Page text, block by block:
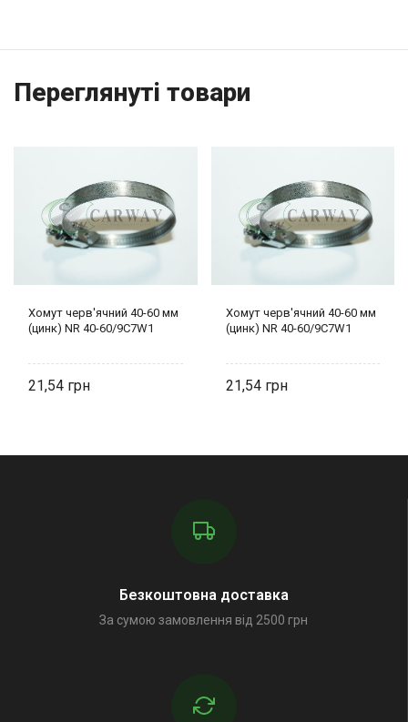
Переглянуті товари
Хомут черв'ячний 40-60 мм
(цинк) NR 40-60/9C7W1
21,54
Хомут черв'ячний 40-60 мм
(цинк) NR 40-60/9C7W1
21,54
Безкоштовна доставка
За сумою замовлення від 2500 грн